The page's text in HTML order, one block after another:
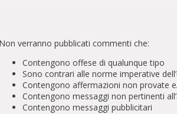
Non verranno pubblicati commenti che:
Contengono offese di qualunque tipo
Sono contrari alle norme imperative
Contengono affermazioni non provate
Contengono messaggi non pertinenti
Contengono messaggi pubblicitari